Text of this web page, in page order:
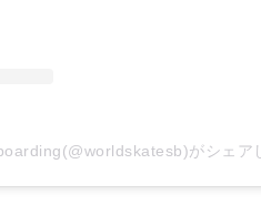
がシェア